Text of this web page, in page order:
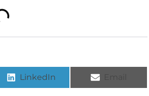
LinkedIn Email